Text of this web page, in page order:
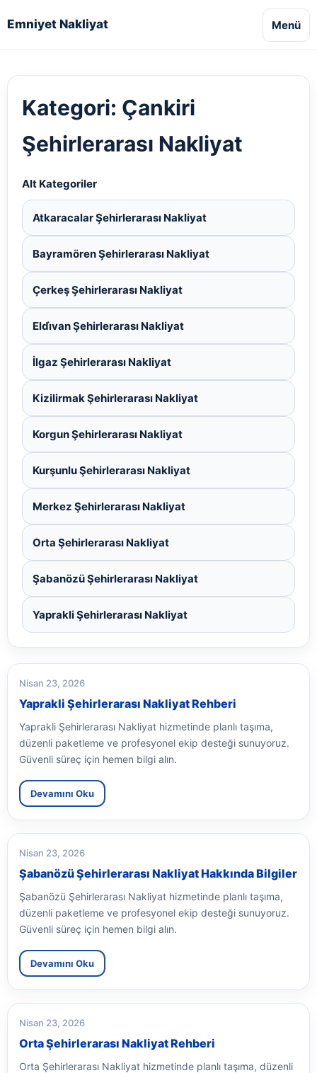
Emniyet Nakliyat Menü
Kategori: Çankiri
Şehirlerarası Nakliyat
Alt Kategoriler
Atkaracalar Şehirlerarası Nakliyat
Bayramören Şehirlerarası Nakliyat
Çerkeş Şehirlerarası Nakliyat
Eldi̇van Şehirlerarası Nakliyat
İlgaz Şehirlerarası Nakliyat
Kizilirmak Şehirlerarası Nakliyat
Korgun Şehirlerarası Nakliyat
Kurşunlu Şehirlerarası Nakliyat
Merkez Şehirlerarası Nakliyat
Orta Şehirlerarası Nakliyat
Şabanözü Şehirlerarası Nakliyat
Yaprakli Şehirlerarası Nakliyat
Nisan 23, 2026
Yaprakli Şehirlerarası Nakliyat Rehberi
Yaprakli Şehirlerarası Nakliyat hizmetinde planlı taşıma,
düzenli paketleme ve profesyonel ekip desteği sunuyoruz.
Güvenli süreç için hemen bilgi alın.
Devamını Oku
Nisan 23, 2026
Şabanözü Şehirlerarası Nakliyat Hakkında Bilgiler
Şabanözü Şehirlerarası Nakliyat hizmetinde planlı taşıma,
düzenli paketleme ve profesyonel ekip desteği sunuyoruz.
Güvenli süreç için hemen bilgi alın.
Devamını Oku
Nisan 23, 2026
Orta Şehirlerarası Nakliyat Rehberi
Orta Şehirlerarası Nakliyat hizmetinde planlı taşıma, düzenli